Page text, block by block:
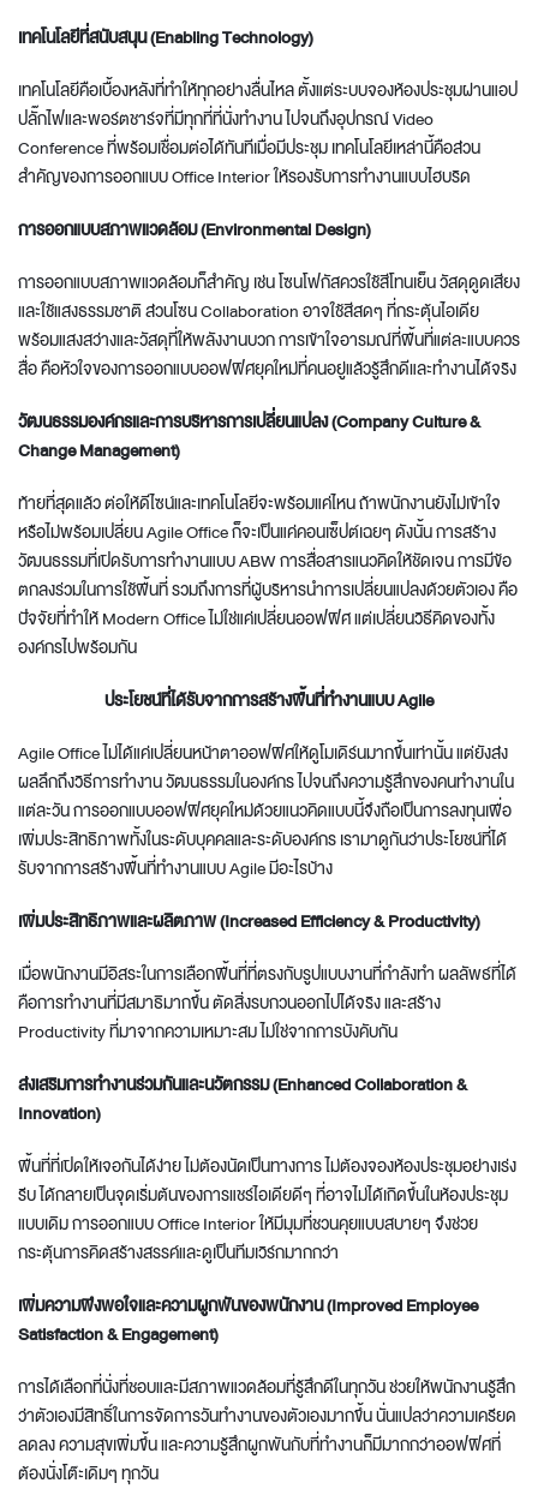
เทคโนโลยีที่สนับสนุน (Enabling Technology)
เทคโนโลยีคือเบื้องหลังที่ทำให้ทุกอย่างลื่นไหล ตั้งแต่ระบบจองห้องประชุมผ่านแอป
ปลั๊กไฟและพอร์ตชาร์จที่มีทุกที่ที่นั่งทำงาน ไปจนถึงอุปกรณ์ Video
Conference ที่พร้อมเชื่อมต่อได้ทันทีเมื่อมีประชุม เทคโนโลยีเหล่านี้คือส่วน
สำคัญของการออกแบบOffice Interiorให้รองรับการทำงานแบบไฮบริด
การออกแบบสภาพแวดล้อม (Environmental Design)
การออกแบบสภาพแวดล้อมก็สำคัญ เช่น โซนโฟกัสควรใช้สีโทนเย็น วัสดุดูดเสียง
และใช้แสงธรรมชาติ ส่วนโซน Collaboration อาจใช้สีสดๆ ที่กระตุ้นไอเดีย
พร้อมแสงสว่างและวัสดุที่ให้พลังงานบวก การเข้าใจอารมณ์ที่พื้นที่แต่ละแบบควร
สื่อ คือหัวใจของการออกแบบออฟฟิศยุคใหม่ที่คนอยู่แล้วรู้สึกดีและทำงานได้จริง
วัฒนธรรมองค์กรและการบริหารการเปลี่ยนแปลง (Company Culture &
Change Management)
ท้ายที่สุดแล้ว ต่อให้ดีไซน์และเทคโนโลยีจะพร้อมแค่ไหน ถ้าพนักงานยังไม่เข้าใจ
หรือไม่พร้อมเปลี่ยน Agile Office ก็จะเป็นแค่คอนเซ็ปต์เฉยๆ ดังนั้น การสร้าง
วัฒนธรรมที่เปิดรับการทำงานแบบ ABW การสื่อสารแนวคิดให้ชัดเจน การมีข้อ
ตกลงร่วมในการใช้พื้นที่ รวมถึงการที่ผู้บริหารนำการเปลี่ยนแปลงด้วยตัวเอง คือ
ปัจจัยที่ทำให้Modern Officeไม่ใช่แค่เปลี่ยนออฟฟิศ แต่เปลี่ยนวิธีคิดของทั้ง
องค์กรไปพร้อมกัน
ประโยชน์ที่ได้รับจากการสร้างพื้นที่ทำงานแบบ Agile
Agile Office ไม่ได้แค่เปลี่ยนหน้าตาออฟฟิศให้ดูโมเดิร์นมากขึ้นเท่านั้น แต่ยังส่ง
ผลลึกถึงวิธีการทำงาน วัฒนธรรมในองค์กร ไปจนถึงความรู้สึกของคนทำงานใน
แต่ละวัน การออกแบบออฟฟิศยุคใหม่ด้วยแนวคิดแบบนี้จึงถือเป็นการลงทุนเพื่อ
เพิ่มประสิทธิภาพทั้งในระดับบุคคลและระดับองค์กร เรามาดูกันว่าประโยชน์ที่ได้
รับจากการสร้างพื้นที่ทำงานแบบ Agile มีอะไรบ้าง
เพิ่มประสิทธิภาพและผลิตภาพ (Increased Efficiency & Productivity)
เมื่อพนักงานมีอิสระในการเลือกพื้นที่ที่ตรงกับรูปแบบงานที่กำลังทำ ผลลัพธ์ที่ได้
คือการทำงานที่มีสมาธิมากขึ้น ตัดสิ่งรบกวนออกไปได้จริง และสร้าง
Productivity ที่มาจากความเหมาะสม ไม่ใช่จากการบังคับกัน
ส่งเสริมการทำงานร่วมกันและนวัตกรรม (Enhanced Collaboration &
Innovation)
พื้นที่ที่เปิดให้เจอกันได้ง่าย ไม่ต้องนัดเป็นทางการ ไม่ต้องจองห้องประชุมอย่างเร่ง
รีบ ได้กลายเป็นจุดเริ่มต้นของการแชร์ไอเดียดีๆ ที่อาจไม่ได้เกิดขึ้นในห้องประชุม
แบบเดิม การออกแบบOffice Interiorให้มีมุมที่ชวนคุยแบบสบายๆ จึงช่วย
กระตุ้นการคิดสร้างสรรค์และดูเป็นทีมเวิร์กมากกว่า
เพิ่มความพึงพอใจและความผูกพันของพนักงาน (Improved Employee
Satisfaction & Engagement)
การได้เลือกที่นั่งที่ชอบและมีสภาพแวดล้อมที่รู้สึกดีในทุกวัน ช่วยให้พนักงานรู้สึก
ว่าตัวเองมีสิทธิ์ในการจัดการวันทำงานของตัวเองมากขึ้น นั่นแปลว่าความเครียด
ลดลง ความสุขเพิ่มขึ้น และความรู้สึกผูกพันกับที่ทำงานก็มีมากกว่าออฟฟิศที่
ต้องนั่งโต๊ะเดิมๆ ทุกวัน